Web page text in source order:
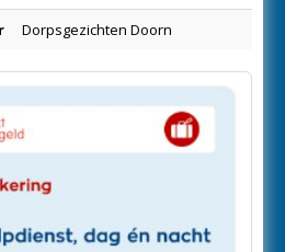
Dorpsgezichten Doorn